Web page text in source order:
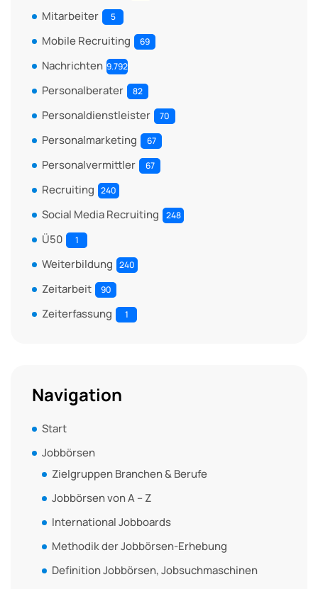
Mitarbeiter 5
Mobile Recruiting 69
Nachrichten 9.792
Personalberater 82
Personaldienstleister 70
Personalmarketing 67
Personalvermittler 67
Recruiting 240
Social Media Recruiting 248
Ü50 1
Weiterbildung 240
Zeitarbeit 90
Zeiterfassung 1
Navigation
Start
Jobbörsen
Zielgruppen Branchen & Berufe
Jobbörsen von A – Z
International Jobboards
Methodik der Jobbörsen-Erhebung
Definition Jobbörsen, Jobsuchmaschinen